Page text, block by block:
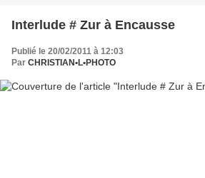
Interlude # Zur à Encausse
Publié le 20/02/2011 à 12:03
Par CHRISTIAN•L•PHOTO